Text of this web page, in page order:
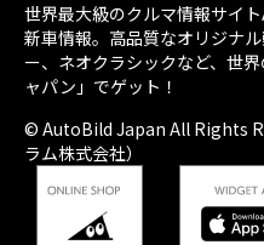
世界最大級のクルマ情報サイ
新車情報。高品質なオリジナ
ー、ネオクラシックなど、世
ャパン」でゲット！
© AutoBild Japan All Rights
ラム株式会社）